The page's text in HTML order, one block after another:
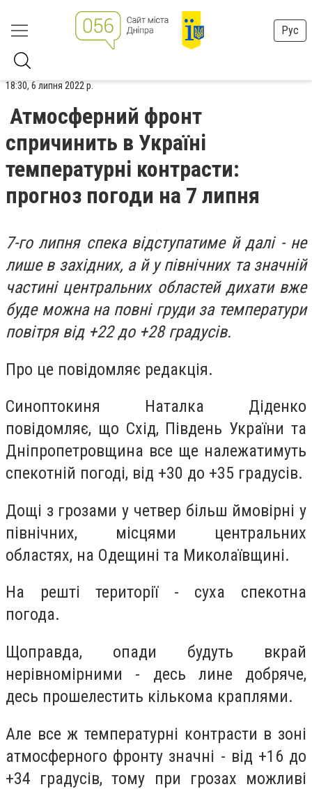
Рус
18:30, 6 липня 2022 р.
Атмосферний фронт
спричинить в Україні
температурні контрасти:
прогноз погоди на 7 липня
7-го липня спека відступатиме й далі - не
лише в західних, а й у північних та значній
частині центральних областей дихати вже
буде можна на повні груди за температури
повітря від +22 до +28 градусів.
Про це повідомляє редакція.
Синоптокиня Наталка Діденко
повідомляє, що Схід, Південь України та
Дніпропетровщина все ще належатимуть
спекотній погоді, від +30 до +35 градусів.
Дощі з грозами у четвер більш ймовірні у
північних, місцями центральних
областях, на Одещині та Миколаївщині.
На решті території - суха спекотна
погода.
Щоправда, опади будуть вкрай
нерівномірними - десь лине добряче,
десь прошелестить кількома краплями.
Але все ж температурні контрасти в зоні
атмосферного фронту значні - від +16 до
+34 градусів, тому при грозах можливі